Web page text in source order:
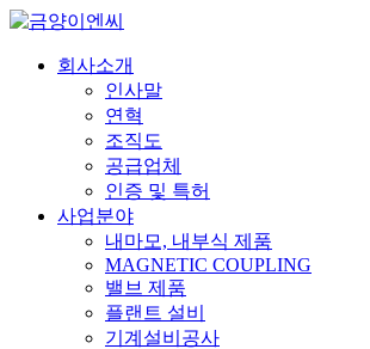
회사소개
인사말
연혁
조직도
공급업체
인증 및 특허
사업분야
내마모, 내부식 제품
MAGNETIC COUPLING
밸브 제품
플랜트 설비
기계설비공사